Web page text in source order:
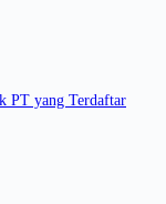
PT yang Terdaftar